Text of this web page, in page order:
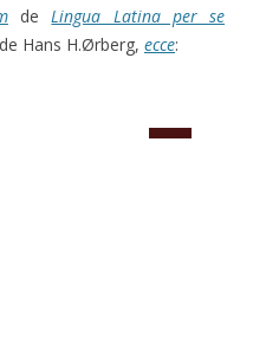
de Lingua Latina per se
de Hans H.Ørberg, ecce: